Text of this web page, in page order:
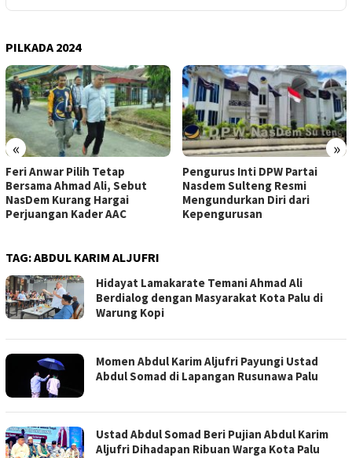
PILKADA 2024
« »
Feri Anwar Pilih Tetap
Bersama Ahmad Ali, Sebut
NasDem Kurang Hargai
Perjuangan Kader AAC
Pengurus Inti DPW Partai
Nasdem Sulteng Resmi
Mengundurkan Diri dari
Kepengurusan
TAG:ABDUL KARIM ALJUFRI
Hidayat Lamakarate Temani Ahmad Ali
Berdialog dengan Masyarakat Kota Palu di
Warung Kopi
Momen Abdul Karim Aljufri Payungi Ustad
Abdul Somad di Lapangan Rusunawa Palu
Ustad Abdul Somad Beri Pujian Abdul Karim
Aljufri Dihadapan Ribuan Warga Kota Palu